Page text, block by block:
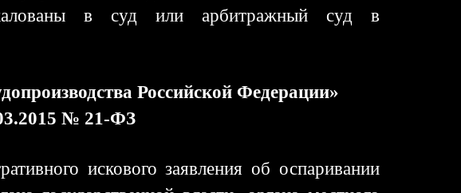
в суд или арбитражный суд в
Российской Федерации»
№ 21-ФЗ
искового заявления об оспаривании